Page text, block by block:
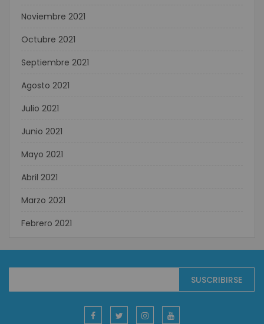
Noviembre 2021
Octubre 2021
Septiembre 2021
Agosto 2021
Julio 2021
Junio 2021
Mayo 2021
Abril 2021
Marzo 2021
Febrero 2021
boletín
SUSCRIBIRSE